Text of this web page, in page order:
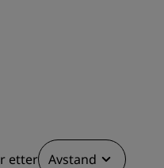
DEG
etter Avstand